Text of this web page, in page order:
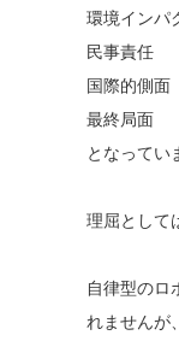
環境インパ
民事責任
国際的側面
最終局面
となってい
理屈として
自律型のロ
れませんが